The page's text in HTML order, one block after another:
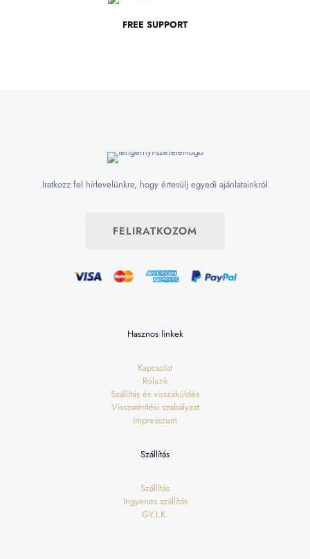
FREE SUPPORT
Iratkozz fel hírlevelünkre, hogy értesülj egyedi ajánlatainkról
FELIRATKOZOM
Hasznos linkek
Kapcsolat
Rólunk
Szállítás és visszaküldés
Visszatérítési szabályzat
Impresszum
Szállítás
Szállítás
Ingyenes szállítás
GY.I.K.